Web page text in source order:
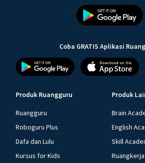
Coba GRATIS Aplikasi
Produk Ruangguru
Ruangguru
Roboguru Plus
Dafa dan Lulu
Kursus for Kids
Produk
Brain
English
Skill
Ruangkerja